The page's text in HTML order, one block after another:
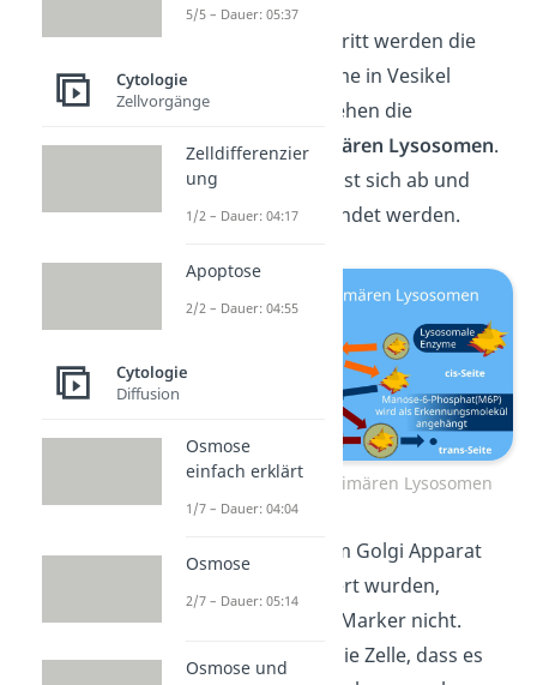
Im nächsten Schritt werden die
lysosomalen Enzyme in Vesikel
verpackt. So entstehen die
sogenanntenprimären Lysosomen.
Der M6P Marker löst sich ab und
kann wiederverwendet werden.
Entstehung von primären Lysosomen
Alle Proteine, die im Golgi Apparat
phosphoryliert wurden,
erhalten den M6P-Marker nicht.
Dadurch erkennt die Zelle, dass es
5/5 – Dauer: 05:37
Cytologie
Zellvorgänge
Zelldifferenzier
ung
1/2 – Dauer: 04:17
Apoptose
2/2 – Dauer: 04:55
Cytologie
Diffusion
Osmose
einfach erklärt
1/7 – Dauer: 04:04
Osmose
2/7 – Dauer: 05:14
Osmose und